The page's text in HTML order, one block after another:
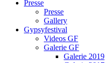
Presse
Presse
Gallery
Gypsyfestival
Videos GF
Galerie GF
Galerie 2019